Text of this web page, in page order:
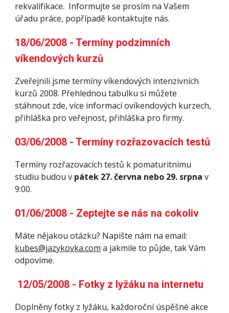
rekvalifikace.  Informujte se prosím na Vašem
úřadu práce, popřípadě kontaktujte nás.
18/06/2008 - Termíny podzimních
víkendových kurzů
Zveřejnili jsme termíny víkendových intenzivních
kurzů 2008. Přehlednou tabulku si můžete
stáhnout zde, více informací ovíkendových kurzech,
přihláška pro veřejnost, přihláška pro firmy.
03/06/2008 - Termíny rozřazovacích testů
Termíny rozřazovacích testů k pomaturitnímu
studiu budou v pátek 27. června nebo 29. srpna v
9:00.
01/06/2008 - Zeptejte se nás na cokoliv
kubes@jazykovka.com a jakmile to půjde, tak Vám
odpovíme.
12/05/2008 - Fotky z lyžáku na internetu
Doplněny fotky z lyžáku, každoroční úspěšné akce